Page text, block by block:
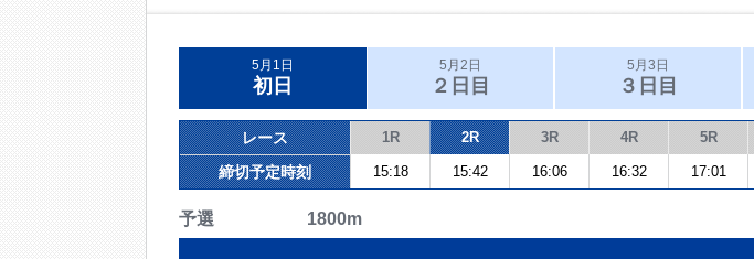
5月1日
初日
5月2日
２日目
5月3日
３日目
レース 1R 2R 3R 4R 5R
締切予定時刻 15:18 15:42 16:06 16:32 17:01
予選 1800m